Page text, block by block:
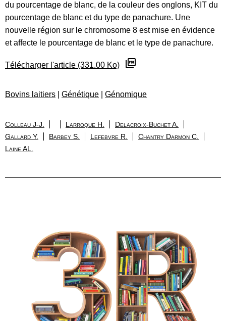
du pourcentage de blanc, de la couleur des onglons, KIT du
pourcentage de blanc et du type de panachure. Une
nouvelle région sur le chromosome 8 est mise en évidence
et affecte le pourcentage de blanc et le type de panachure.
Télécharger l'article (331.00 Ko)
Bovins laitiers Génétique Génomique
Colleau J-J. Larroque H.
Delacroix-Buchet A.
Gallard Y.
Barbey S. Lefebvre R.
Chantry Darmon C.
Laine AL.